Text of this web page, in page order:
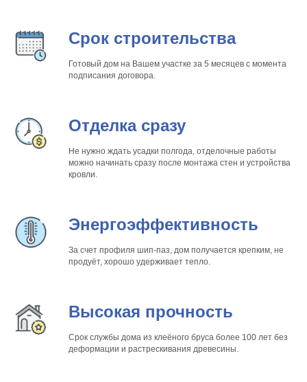
Срок строительства
Готовый дом на Вашем участке за 5 месяцев с момента
подписания договора.
Отделка сразу
Не нужно ждать усадки полгода, отделочные работы
можно начинать сразу после монтажа стен и устройства
кровли.
Энергоэффективность
За счет профиля шип-паз, дом получается крепким, не
продуёт, хорошо удерживает тепло.
Высокая прочность
Срок службы дома из клеёного бруса более 100 лет без
деформации и растрескивания древесины.